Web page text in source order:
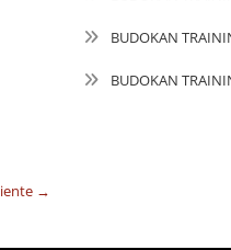
→
BUDOKAN
BUDOKAN